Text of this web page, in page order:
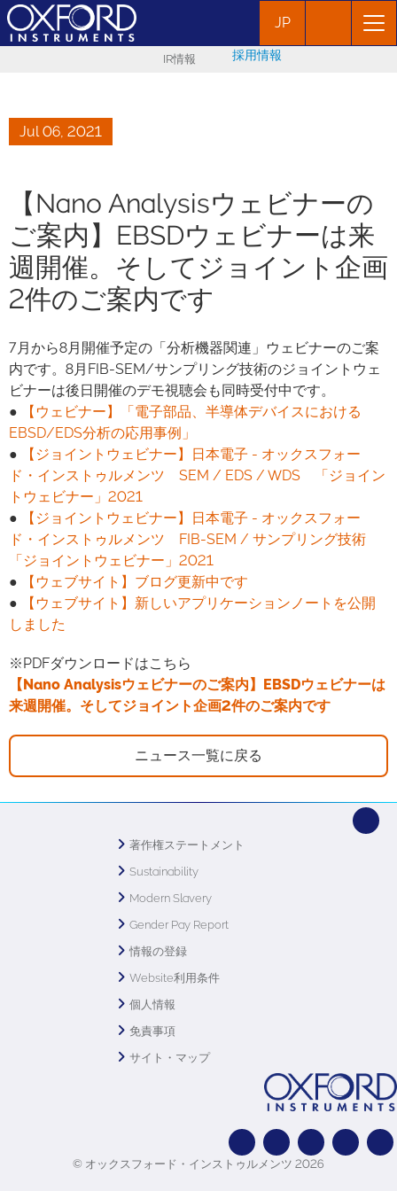
JP
IR情報 採用情報
Jul 06, 2021
【Nano Analysisウェビナーの
ご案内】EBSDウェビナーは来
週開催。そしてジョイント企画
2件のご案内です
7月から8月開催予定の「分析機器関連」ウェビナーのご案
内です。8月FIB-SEM/サンプリング技術のジョイントウェ
ビナーは後日開催のデモ視聴会も同時受付中です。
●
【ウェビナー】「電子部品、半導体デバイスにおける
EBSD/EDS分析の応用事例」
●
【ジョイントウェビナー】日本電子 - オックスフォー
ド・インストゥルメンツ SEM / EDS / WDS 「ジョイン
トウェビナー」2021
●
【ジョイントウェビナー】日本電子 - オックスフォー
ド・インストゥルメンツ FIB-SEM / サンプリング技術
「ジョイントウェビナー」2021
●
【ウェブサイト】ブログ更新中です
●
【ウェブサイト】新しいアプリケーションノートを公開
しました
※PDFダウンロードはこちら
【Nano Analysisウェビナーのご案内】EBSDウェビナーは
来週開催。そしてジョイント企画2件のご案内です
ニュース一覧に戻る
著作権ステートメント
Sustainability
Modern Slavery
Gender Pay Report
情報の登録
Website利用条件
個人情報
免責事項
サイト・マップ
© オックスフォード・インストゥルメンツ 2026